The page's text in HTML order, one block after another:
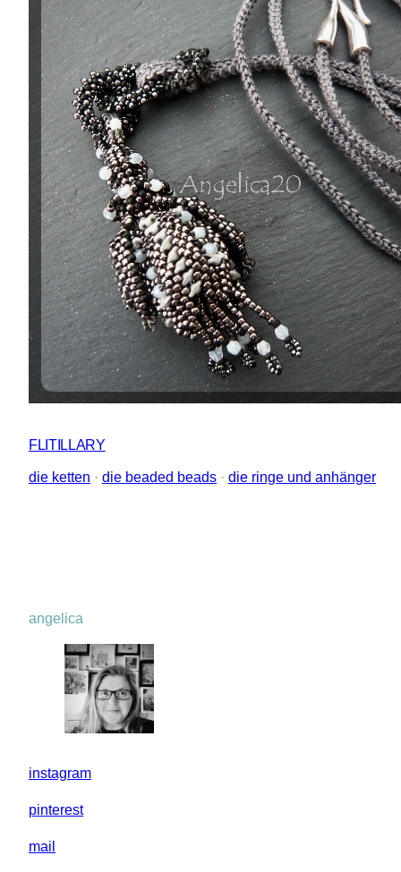
FLITILLARY
die ketten · die beaded beads · die ringe und anhänger
angelica
instagram
pinterest
mail